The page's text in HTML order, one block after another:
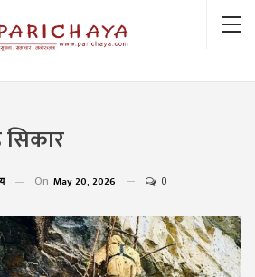
On May 20, 2026 0